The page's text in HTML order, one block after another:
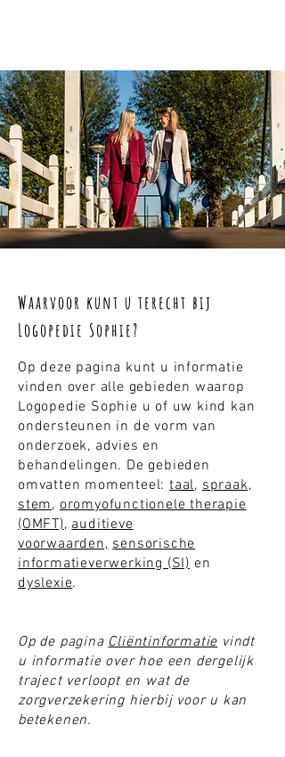
Waarvoor kunt u terecht bij
Logopedie Sophie?
Op deze pagina kunt u informatie
vinden over alle gebieden waarop
Logopedie Sophie u of uw kind kan
ondersteunen in de vorm van
onderzoek, advies en
behandelingen. De gebieden
omvatten momenteel:taal,spraak,
stem,oromyofunctionele therapie
(OMFT),auditieve
voorwaarden, sensorische
informatieverwerking (SI) en
dyslexie.
Op de paginaCliëntinformatievindt
u informatie over hoe een dergelijk
traject verloopt en wat de
zorgverzekering hierbij voor u kan
betekenen.